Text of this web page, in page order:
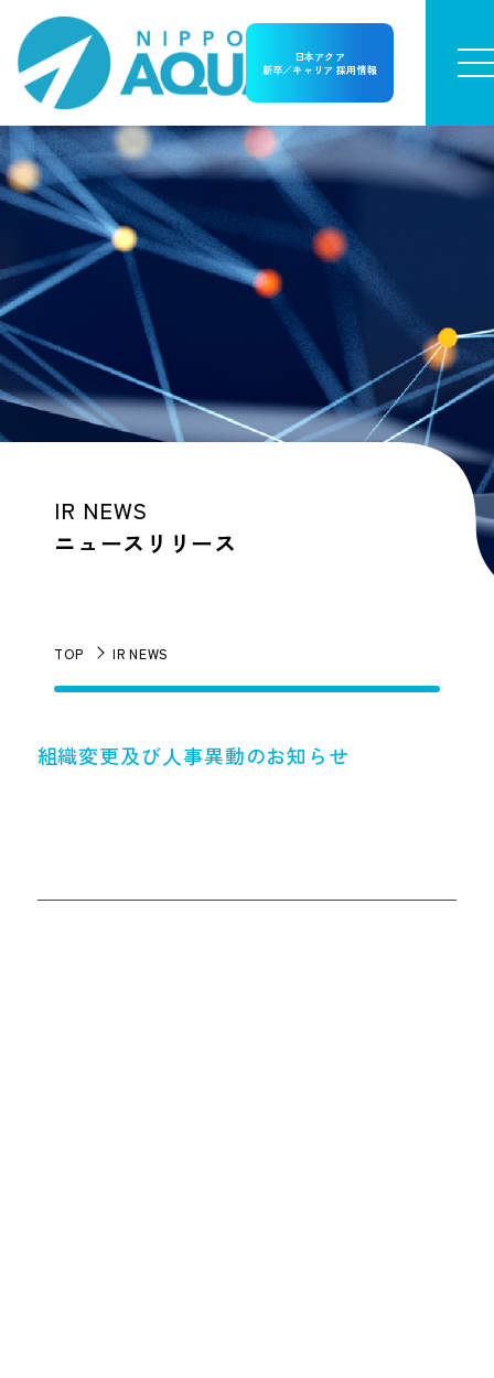
日本アクア
新卒／キャリア 採用情報
IR NEWS
ニュースリリース
TOP IR NEWS
組織変更及び人事異動のお知らせ